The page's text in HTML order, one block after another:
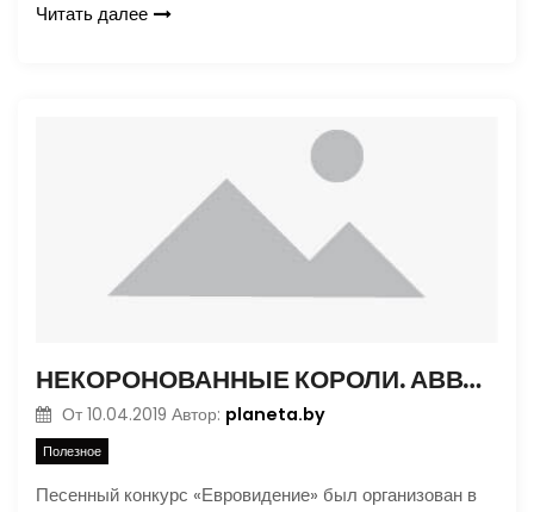
Читать далее
НЕКОРОНОВАННЫЕ КОРОЛИ. АВВА. ЧАСТЬ 2
От 10.04.2019 Автор: planeta.by
Полезное
Песенный конкурс «Евровидение» был организован в